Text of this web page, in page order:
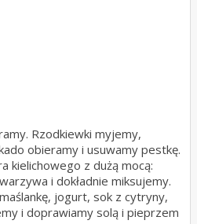
Rzodkiewki myjemy,
obieramy i usuwamy pestkę.
kielichowego z dużą mocą:
i dokładnie miksujemy.
jogurt, sok z cytryny,
i doprawiamy solą i pieprzem